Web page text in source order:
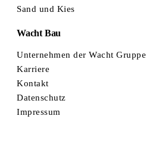
Sand und Kies
Wacht Bau
Unternehmen der Wacht Gruppe
Karriere
Kontakt
Datenschutz
Impressum